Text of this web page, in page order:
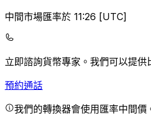
中間市場匯率於 11:26 [UTC]
立即諮詢貨幣專家。 我們可以提供
預約通話
我們的轉換器會使用匯率中間